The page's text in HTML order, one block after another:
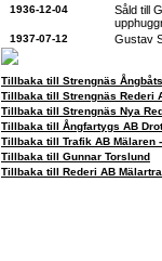
1936-12-04
Såld till
1937-07-12 Gustav
Tillbaka till Strengnäs
Tillbaka till Strengnäs Rederi
Tillbaka till Strengnäs Nya
Tillbaka till Ångfartygs AB
Tillbaka till Trafik AB Mälaren
Tillbaka till Gunnar Torslund
Tillbaka till Rederi AB